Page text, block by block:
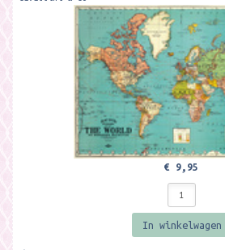
€ 9,95
In winkelwagen